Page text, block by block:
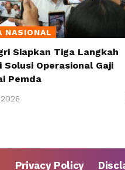
NASIONAL
Siapkan Tiga Langkah
Solusi Operasional Gaji
Pemda
Privacy Policy